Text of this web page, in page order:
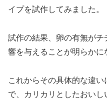
イプを試作してみました。
試作の結果、卵の有無が
響を与えることが明らかに
これからその具体的な違
で、カリカリとしたおい